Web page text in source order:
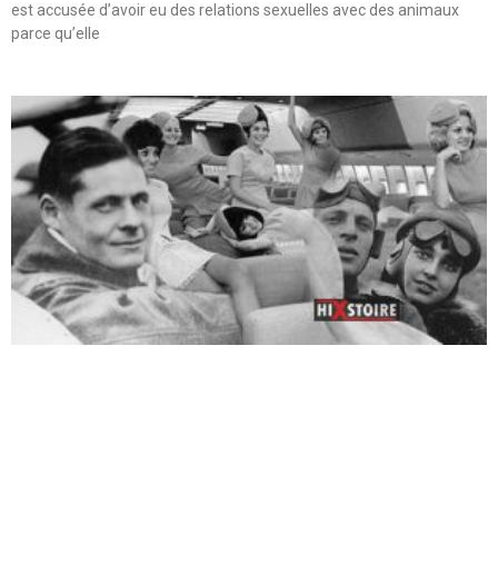
est accusée d’avoir eu des relations sexuelles avec des animaux
parce qu’elle